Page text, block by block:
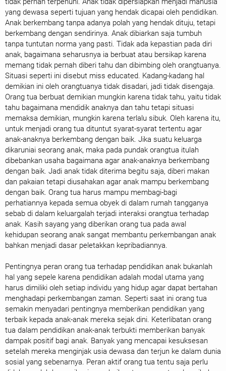
yang dewasa seperti tujuan yang hendak dicapai oleh pendidikan.
Anak berkembang tanpa adanya polah yang hendak dituju, tetapi
berkembang dengan sendirinya. Anak dibiarkan saja tumbuh
tanpa tuntutan norma yang pasti. Tidak ada kepastian pada diri
anak, bagaimana seharusnya ia berbuat atau bersikap karena
memang tidak pernah diberi tahu dan dibimbing oleh orangtuanya.
Situasi seperti ini disebut miss educated. Kadang-kadang hal
demikian ini oleh orangtuanya tidak disadari, jadi tidak disengaja.
Orang tua berbuat demikian mungkin karena tidak tahu, yaitu tidak
tahu bagaimana mendidik anaknya dan tahu tetapi situasi
memaksa demikian, mungkin karena terlalu sibuk. Oleh karena itu,
untuk menjadi orang tua dituntut syarat-syarat tertentu agar
anak-anaknya berkembang dengan baik. Jika suatu keluarga
dikaruniai seorang anak, maka pada pundak orangtua itulah
dibebankan usaha bagaimana agar anak-anaknya berkembang
dengan baik. Jadi anak tidak diterima begitu saja, diberi makan
dan pakaian tetapi diusahakan agar anak mampu berkembang
dengan baik. Orang tua harus mampu membagi-bagi
perhatiannya kepada semua obyek di dalam rumah tangganya
sebab di dalam keluargalah terjadi interaksi orangtua terhadap
anak. Kasih sayang yang diberikan orang tua pada awal
kehidupan seorang anak sangat membantu perkembangan anak
bahkan menjadi dasar peletakkan kepribadiannya.
Pentingnya peran orang tua terhadap pendidikan anak bukanlah
hal yang sepele karena pendidikan adalah modal utama yang
harus dimiliki oleh setiap individu yang hidup agar dapat bertahan
menghadapi perkembangan zaman. Seperti saat ini orang tua
semakin menyadari pentingnya memberikan pendidikan yang
terbaik kepada anak-anak mereka sejak dini. Keterlibatan orang
tua dalam pendidikan anak-anak terbukti memberikan banyak
dampak positif bagi anak. Banyak yang mencapai kesuksesan
setelah mereka menginjak usia dewasa dan terjun ke dalam dunia
sosial yang sebenarnya. Peran aktif orang tua tentu saja perlu